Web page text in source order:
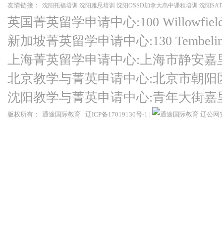
友情链接： 沈阳托福培训 沈阳雅思培训 沈阳OSSD加拿大高中课程培训 沈阳
英国菁英留学申请中心:100
新加坡菁英留学申请中心:130
上海菁英留学申请中心:上海市静安嘉
北京教学与菁英申请中心:北京市朝
沈阳教学与菁英申请中心:青年大街
版权所有： 通途国际教育 | 辽ICP备17019130号-1 | 辽公网